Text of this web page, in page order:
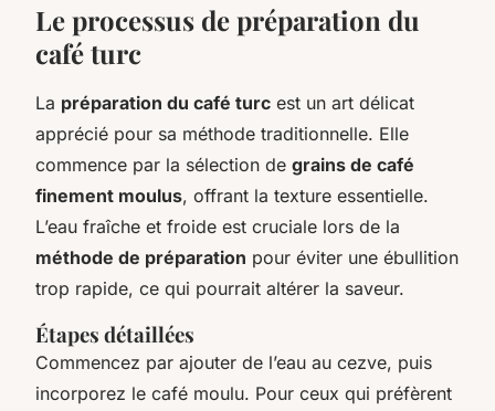
Le processus de préparation du
café turc
La préparation du café turc est un art délicat
apprécié pour sa méthode traditionnelle. Elle
commence par la sélection de grains de café
finement moulus, offrant la texture essentielle.
L’eau fraîche et froide est cruciale lors de la
méthode de préparation pour éviter une ébullition
trop rapide, ce qui pourrait altérer la saveur.
Étapes détaillées
Commencez par ajouter de l’eau au cezve, puis
incorporez le café moulu. Pour ceux qui préfèrent